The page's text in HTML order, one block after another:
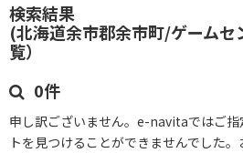
検索結果
(北海道余市郡余市町/ゲーム
覧）
0件
申し訳ございません。e-navitaではご指
トを見つけることができませんでした。